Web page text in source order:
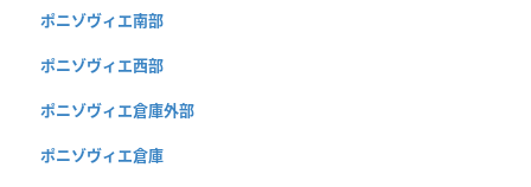
ポニゾヴィエ南部
ポニゾヴィエ西部
ポニゾヴィエ倉庫外部
ポニゾヴィエ倉庫